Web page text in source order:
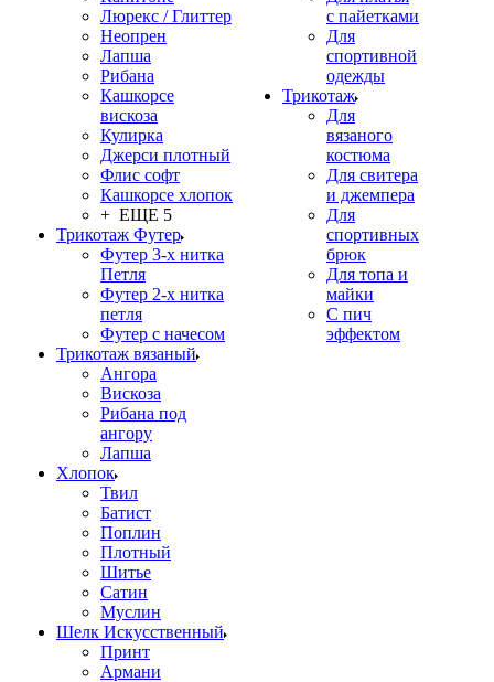
Люрекс / Глиттер
Неопрен
Лапша
Рибана
Кашкорсе
вискоза
Кулирка
Джерси плотный
Флис софт
Кашкорсе хлопок
+ ЕЩЕ 5
Трикотаж Футер
Футер 3-х нитка
Петля
Футер 2-х нитка
петля
Футер с начесом
Трикотаж вязаный
Ангора
Вискоза
Рибана под
ангору
Лапша
Хлопок
Твил
Батист
Поплин
Плотный
Шитье
Сатин
Муслин
Шелк Искусственный
Принт
Армани
с пайетками
Для
спортивной
одежды
Трикотаж
Для
вязаного
костюма
Для свитера
и джемпера
Для
спортивных
брюк
Для топа и
майки
С пич
эффектом